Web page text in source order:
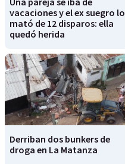
vacaciones y el ex suegro lo
mató de 12 disparos: ella
quedó herida
Derriban dos bunkers de
droga en La Matanza